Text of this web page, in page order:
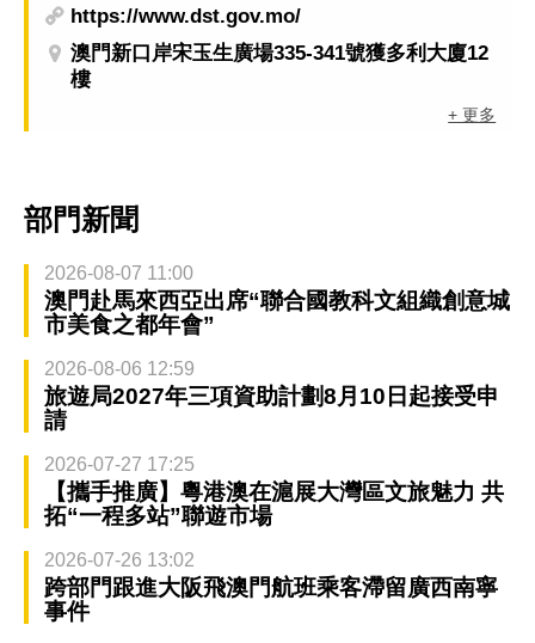
https://www.dst.gov.mo/
澳門新口岸宋玉生廣場335-341號獲多利大廈12
樓
+ 更多
部門新聞
2026-08-07 11:00
澳門赴馬來西亞出席“聯合國教科文組織創意城
市美食之都年會”
2026-08-06 12:59
旅遊局2027年三項資助計劃8月10日起接受申
請
2026-07-27 17:25
【攜手推廣】粵港澳在滬展大灣區文旅魅力 共
拓“一程多站”聯遊市場
2026-07-26 13:02
跨部門跟進大阪飛澳門航班乘客滯留廣西南寧
事件